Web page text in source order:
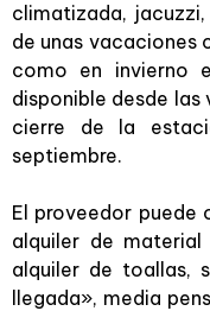
climatizada,
de unas vacaciones
como en invierno
disponible desde las
cierre de la
septiembre.
El proveedor puede
alquiler de
alquiler de toallas,
llegada», media